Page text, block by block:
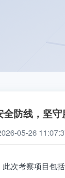
全防线，坚
05-26
次考察项目包